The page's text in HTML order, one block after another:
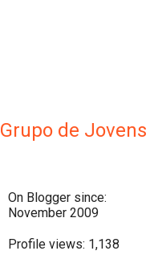
Grupo de Jovens
On Blogger since:
November 2009
Profile views: 1,138